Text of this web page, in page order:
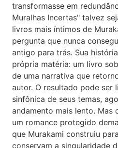
transformasse em
Muralhas Incertas" talvez
livros mais íntimos de
pergunta que nunca
antigo para trás. Sua
própria matéria: um livro
de uma narrativa que
autor. O resultado pode ser
sinfônica de seus temas,
andamento mais lento. Mas
um romance protegido
que Murakami construiu
conservam a singularidade